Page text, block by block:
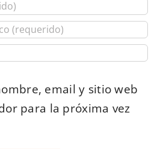
email y sitio web
para la próxima vez